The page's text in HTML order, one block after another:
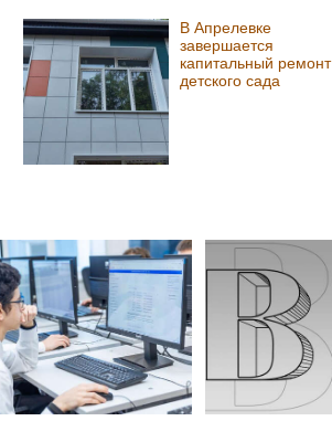
В Апрелевке
завершается
капитальный ремонт
детского сада